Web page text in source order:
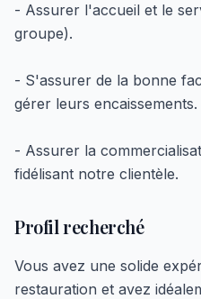
- Assurer l'accueil et le
groupe).
- S'assurer de la bonne
gérer leurs encaissements.
- Assurer la
fidélisant notre clientèle.
Profil recherché
Vous avez une solide
restauration et avez